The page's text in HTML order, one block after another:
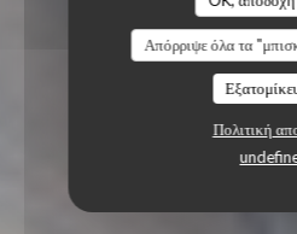
Απόρριψε όλα τα
Πολιτική